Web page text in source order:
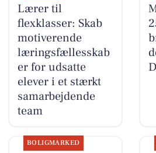
Lærer til
flexklasser: Skab
motiverende
læringsfællesskab
er for udsatte
elever i et stærkt
samarbejdende
team
BOLIGMARKED